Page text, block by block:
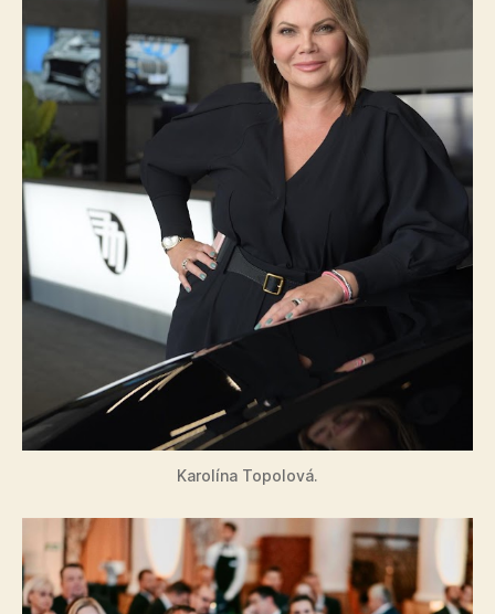
Karolína Topolová.